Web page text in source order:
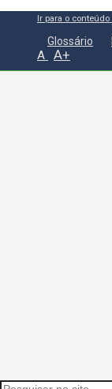
Ir para o conteúdo
Glossário
A A+